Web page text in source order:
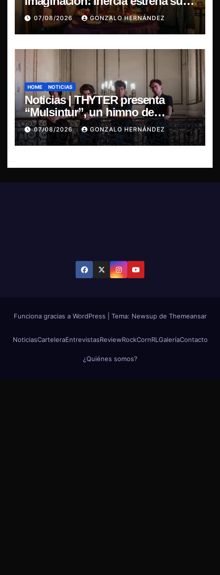
primer single “Marilina”
07/08/2026 GONZALO HERNÁNDEZ
HOME NOTICIAS
Noticias | THYTER presenta
“Mulsintur”, un himno de
heavy/power metal inspirado en
Tomás Paniri
07/08/2026 GONZALO HERNÁNDEZ
Funciona gracias a WordPress Tema: Newsup de Themeansar
NoticiasCarteleraEntrevistasReviewRockCornRLGaleríaContacto
¿Quiénes somos?